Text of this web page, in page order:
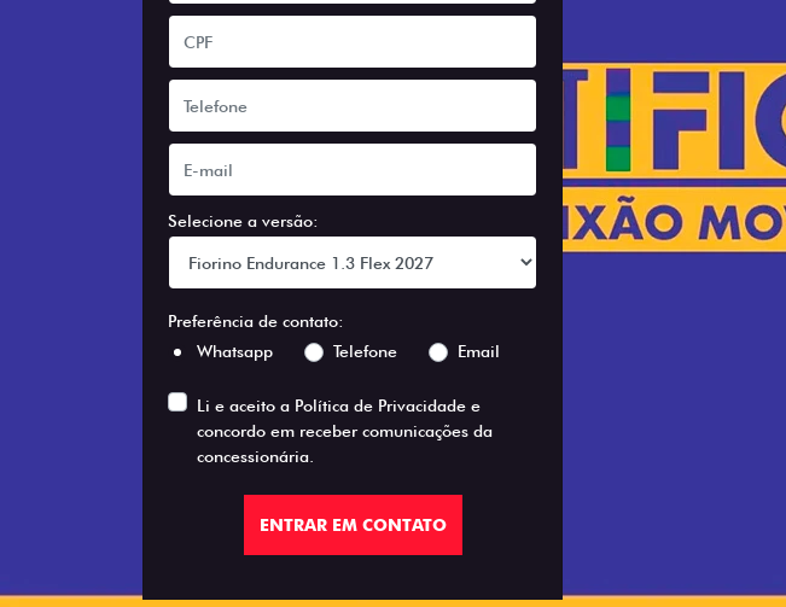
Selecione a versão:
Preferência de contato:
Whatsapp
Telefone Email
Li e aceito a Política de Privacidade e
concordo em receber comunicações da
concessionária.
ENTRAR EM CONTATO